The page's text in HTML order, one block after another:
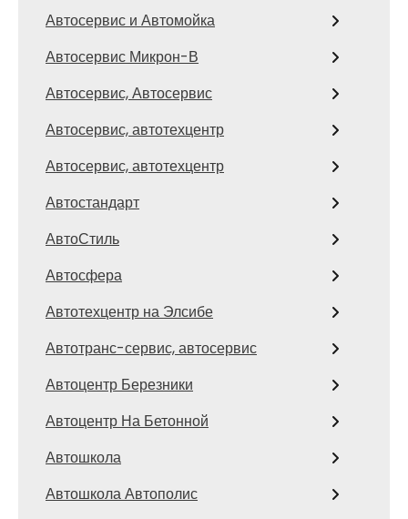
Автосервис и Автомойка
Автосервис Микрон-В
Автосервис, Автосервис
Автосервис, автотехцентр
Автосервис, автотехцентр
Автостандарт
АвтоСтиль
Автосфера
Автотехцентр на Элсибе
Автотранс-сервис, автосервис
Автоцентр Березники
Автоцентр На Бетонной
Автошкола
Автошкола Автополис